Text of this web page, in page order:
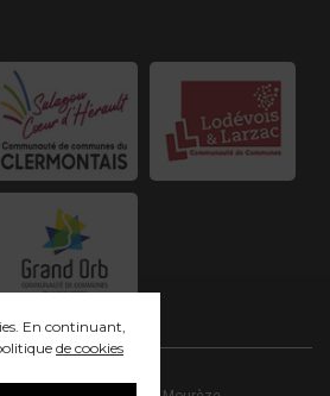
En continuant,
de cookies